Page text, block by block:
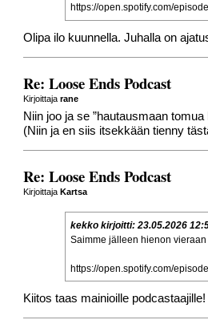
https://open.spotify.com/
Olipa ilo kuunnella. Juhalla on
Re: Loose Ends Podcast
Kirjoittajarane
Niin joo ja se ”hautausmaan
(Niin ja en siis itsekkään tienny
Re: Loose Ends Podcast
Kirjoittaja Kartsa
kekkokirjoitti: 23.05.2026
Saimme jälleen hienon
https://open.spotify.com/
Kiitos taas mainioille